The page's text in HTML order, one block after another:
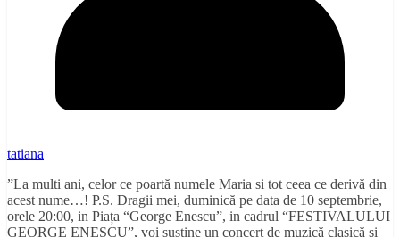
tatiana
”La multi ani, celor ce poartă numele Maria si tot ceea ce derivă din
acest nume…! P.S. Dragii mei, duminică pe data de 10 septembrie,
orele 20:00, in Piața “George Enescu”, in cadrul “FESTIVALULUI
GEORGE ENESCU”, voi susține un concert de muzică clasică si